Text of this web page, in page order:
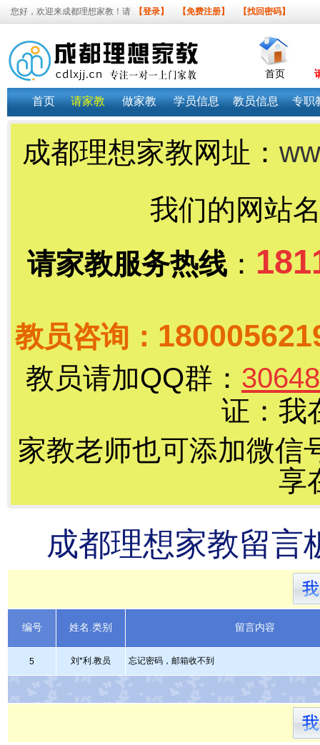
您好，欢迎来成都理想家教！请 【登录】 【免费注册】 【找回密码】
首页
首页 请家教 做家教 学员信息 教员信息 专职
成都理想家教网址：
我们的网站
请家教服务热线：
教员咨询 ：
教员请加QQ群：
证：我
家教老师也可添加微信
享
成都理想家教留言
编号 姓名.类别 留言内容
5 刘*利.教员 忘记密码，邮箱收不到